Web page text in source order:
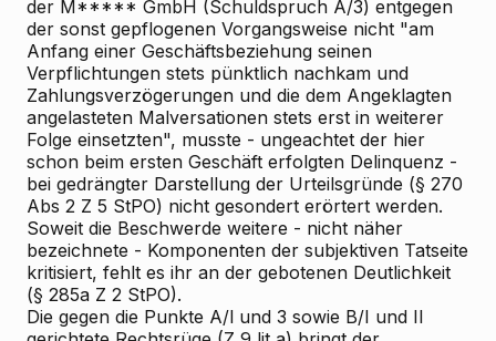
der M***** GmbH (Schuldspruch A/3) entgegen
der sonst gepflogenen Vorgangsweise nicht "am
Anfang einer Geschäftsbeziehung seinen
Verpflichtungen stets pünktlich nachkam und
Zahlungsverzögerungen und die dem Angeklagten
angelasteten Malversationen stets erst in weiterer
Folge einsetzten", musste - ungeachtet der hier
schon beim ersten Geschäft erfolgten Delinquenz -
bei gedrängter Darstellung der Urteilsgründe (§ 270
Abs 2 Z 5 StPO) nicht gesondert erörtert werden.
Soweit die Beschwerde weitere - nicht näher
bezeichnete - Komponenten der subjektiven Tatseite
kritisiert, fehlt es ihr an der gebotenen Deutlichkeit
(§ 285a Z 2 StPO).
Die gegen die Punkte A/l und 3 sowie B/I und II